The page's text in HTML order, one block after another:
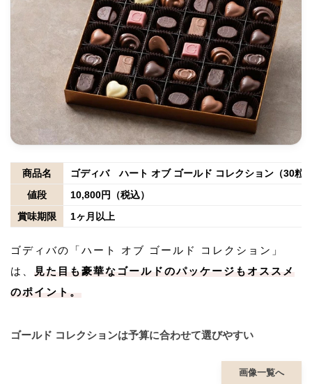
商品名
ゴディバ ハート オブ ゴールド コレクション（30粒
値段
10,800円（税込）
賞味期限
1ヶ月以上
ゴディバの「ハート オブ ゴールド コレクション」
は、
見た目も豪華なゴールドのパッケージもオススメ
のポイント。
ゴールド コレクションは予算に合わせて選びやすい
画像一覧へ